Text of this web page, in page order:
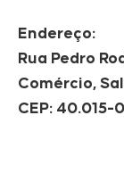
Endereço:
Rua Pedro
Comércio,
CEP: 40.015-